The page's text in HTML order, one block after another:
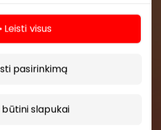
Leisti visus
pasirinkimą
būtini slapukai
naujienas. Dėl to AKROPOLIS
Daugiau